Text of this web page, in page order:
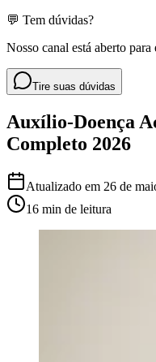
💬 Tem dúvidas?
Nosso canal está aberto para
Tire suas dúvidas
Auxílio-Doença
Completo 2026
Atualizado em 26 de
16 min de leitura